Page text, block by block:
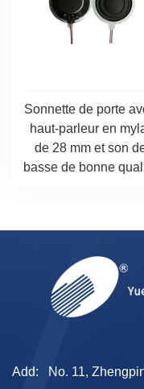
Sonnette de porte
haut-parleur en
de 28 mm et son
basse de bonne
Add:
No. 11,